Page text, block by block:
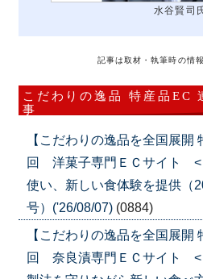
水谷賢司
記事は取材・執筆時の情
こだわりの逸品 特産品EC
事
【こだわりの逸品を全国展開
回 洋菓子専門ＥＣサイト
使い、新しい食体験を提供（
号）('26/08/07) (0884)
【こだわりの逸品を全国展開
回 奈良漬専門ＥＣサイト